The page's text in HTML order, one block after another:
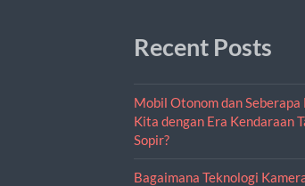
Recent Posts
Mobil Otonom dan Seberapa
Kita dengan Era Kendaraan
Sopir?
Bagaimana Teknologi